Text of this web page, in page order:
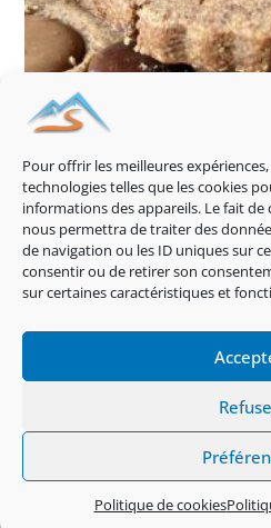
Pour offrir les meilleures
technologies telles que les cookies
informations des appareils. Le fait
nous permettra de traiter des
de navigation ou les ID uniques sur
consentir ou de retirer son
sur certaines caractéristiques et
Politique de cookies
Politique De Confidentialité
2026 - Sev